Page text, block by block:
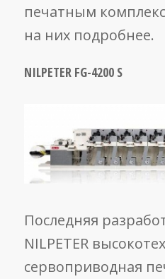
печатным
на них подробнее.
NILPETER FG-4200 S
Последняя
NILPETER
сервоприводная